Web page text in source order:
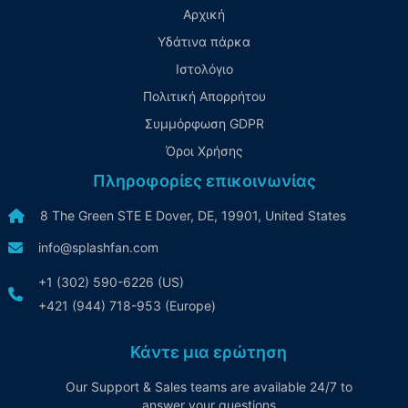
Αρχική
Υδάτινα πάρκα
Ιστολόγιο
Πολιτική Απορρήτου
Συμμόρφωση GDPR
Όροι Χρήσης
Πληροφορίες επικοινωνίας
8 The Green STE E Dover, DE, 19901, United States
info@splashfan.com
+1 (302) 590-6226 (US)
+421 (944) 718-953 (Europe)
Κάντε μια ερώτηση
Our Support & Sales teams are available 24/7 to
answer your questions